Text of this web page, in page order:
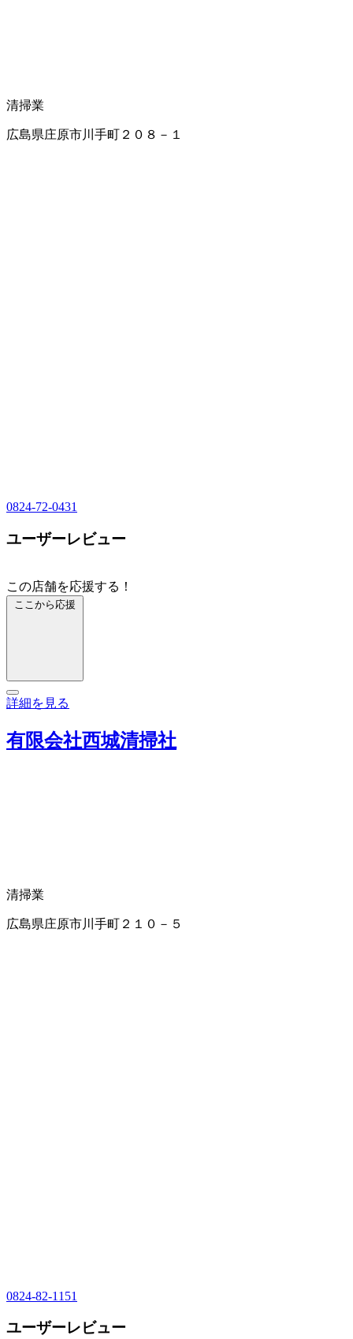
清掃業
広島県庄原市川手町２０８－１
0824-72-0431
ユーザーレビュー
この店舗を応援する！
ここから応援
詳細を見る
有限会社西城清掃社
清掃業
広島県庄原市川手町２１０－５
0824-82-1151
ユーザーレビュー